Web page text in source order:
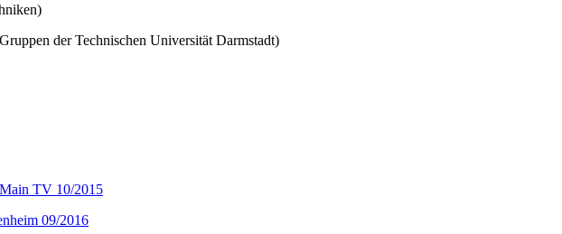
der Technischen Universität Darmstadt)
TV 10/2015
09/2016